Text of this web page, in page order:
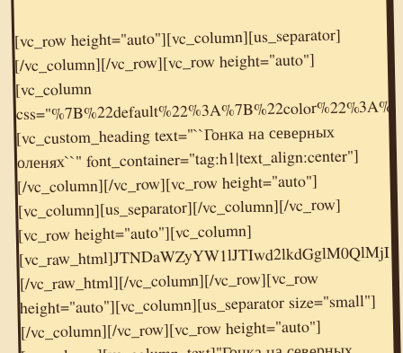
[vc_row height="auto"][vc_column][us_separator]
[/vc_column][/vc_row][vc_row height="auto"]
[vc_column
[vc_custom_heading text="``Гонка на северных
оленях``" font_container="tag:h1|text_align:center"]
[/vc_column][/vc_row][vc_row height="auto"]
[vc_column][us_separator][/vc_column][/vc_row]
[vc_row height="auto"][vc_column]
[/vc_raw_html][/vc_column][/vc_row][vc_row
height="auto"][vc_column][us_separator size="small"]
[/vc_column][/vc_row][vc_row height="auto"]